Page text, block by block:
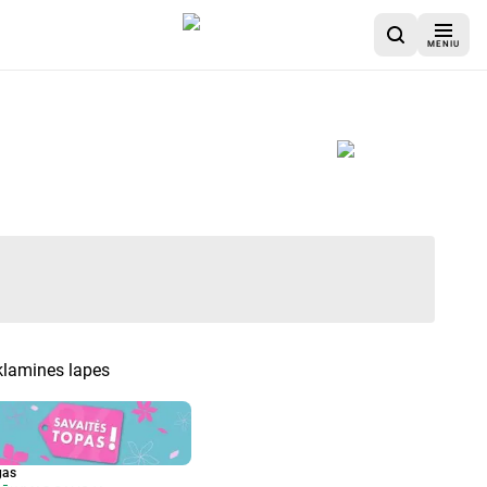
MENIU
lapes